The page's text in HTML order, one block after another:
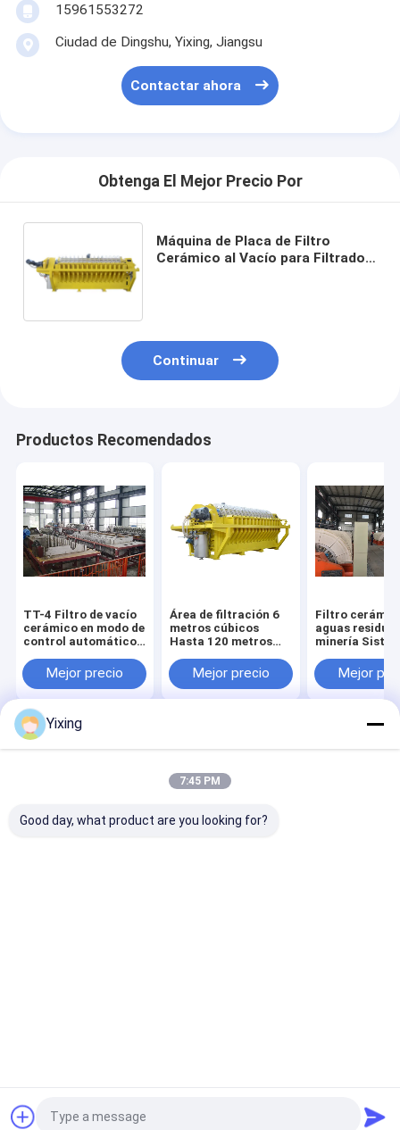
15961553272
Ciudad de Dingshu, Yixing, Jiangsu
Contactar ahora
Obtenga El Mejor Precio Por
Máquina de Placa de Filtro
Cerámico al Vacío para Filtrado
Continuar
Productos Recomendados
TT-4 Filtro de vacío
cerámico en modo de
control automático
industria minera,
proporcionando
filtración efectivas
Mejor precio
Área de filtración 6
metros cúbicos
Hasta 120 metros
filtración por vacío
cerámico Sistema de
Mejor precio
Filtro
aguas
minería
cerámico que
facilita el
la gestión de
residuales
Mejor
Sitio
Ahora
Site
Mapa del Sitio
Privacy Policy
Factory Co., Ltd. All Rights Reserved.
Yixing
7:45 PM
Good day, what product are you looking for?